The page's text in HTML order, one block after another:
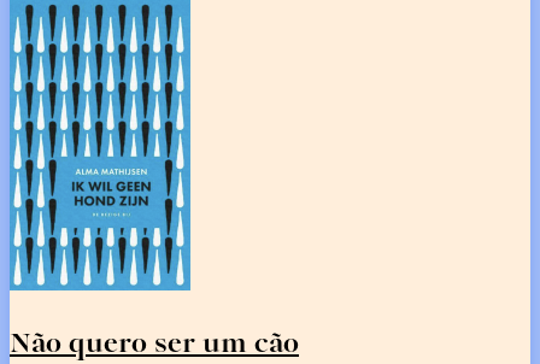
Não quero ser um cão